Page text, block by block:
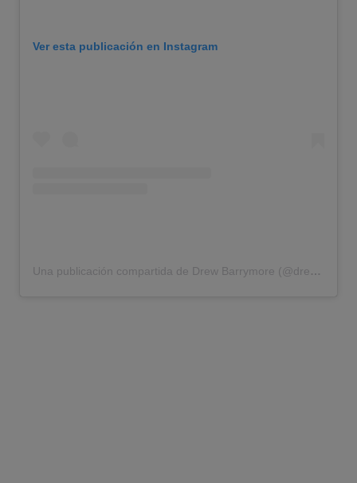
Ver esta publicación en Instagram
Una publicación compartida de Drew Barrymore (@drewbarrymore)